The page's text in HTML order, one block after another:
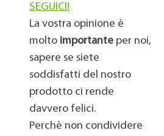
SEGUICI!
La vostra opinione è
molto importante per noi,
sapere se siete
soddisfatti del nostro
prodotto ci rende
davvero felici.
Perchè non condividere